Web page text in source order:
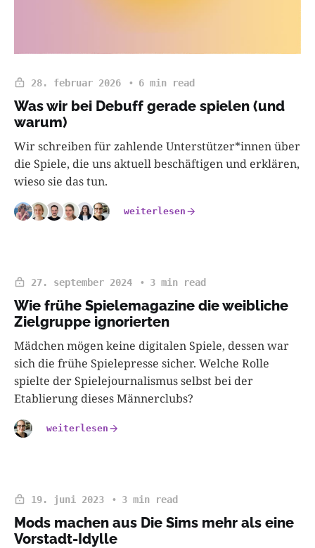
28. februar 2026 6 min read
Was wir bei Debuff gerade spielen (und
warum)
Wir schreiben für zahlende Unterstützer*innen über
die Spiele, die uns aktuell beschäftigen und erklären,
wieso sie das tun.
weiterlesen
27. september 2024 3 min read
Wie frühe Spielemagazine die weibliche
Zielgruppe ignorierten
Mädchen mögen keine digitalen Spiele, dessen war
sich die frühe Spielepresse sicher. Welche Rolle
spielte der Spielejournalismus selbst bei der
Etablierung dieses Männerclubs?
weiterlesen
19. juni 2023 3 min read
Mods machen aus Die Sims mehr als eine
Vorstadt-Idylle